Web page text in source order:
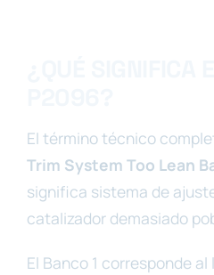
El término técnico
Trim System Too Lean
significa sistema de
catalizador demasiado
El Banco 1 corresponde